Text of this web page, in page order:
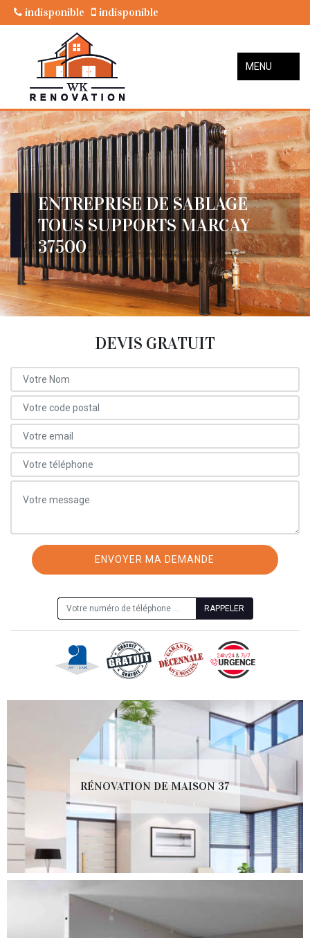
indisponible indisponible
MENU
ENTREPRISE DE SABLAGE
TOUS SUPPORTS MARCAY
37500
DEVIS GRATUIT
RÉNOVATION DE MAISON 37